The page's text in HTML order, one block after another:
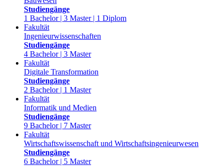
Studiengänge
1 Bachelor | 3 Master | 1 Diplom
Fakultät
Ingenieurwissenschaften
Studiengänge
4 Bachelor | 3 Master
Fakultät
Digitale Transformation
Studiengänge
2 Bachelor | 1 Master
Fakultät
Informatik und Medien
Studiengänge
9 Bachelor | 7 Master
Fakultät
Wirtschaftswissenschaft und Wirtschaftsingenieurwesen
Studiengänge
6 Bachelor | 5 Master